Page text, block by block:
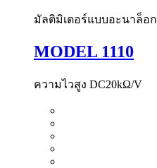
มัลติมิเตอร์แบบอะนาล็อก
MODEL 1110
ความไวสูง DC20kΩ/V